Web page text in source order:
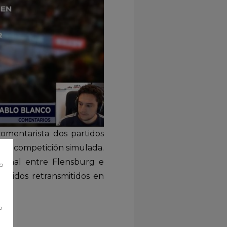
dos partidos
competición simulada.
final entre Flensburg e
retransmitidos en